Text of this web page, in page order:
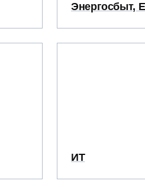
Энергосбыт,
ИТ